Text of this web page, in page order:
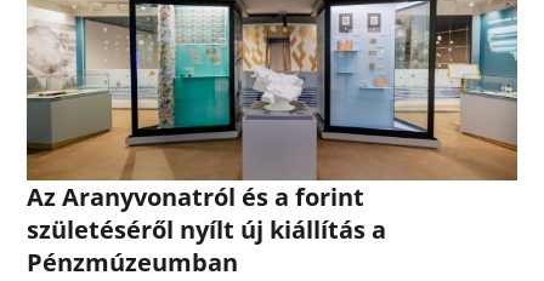
Az Aranyvonatról és a forint
születéséről nyílt új kiállítás a
Pénzmúzeumban